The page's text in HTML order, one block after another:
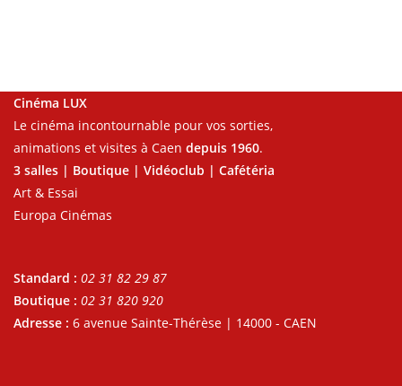
Cinéma LUX
Le cinéma incontournable pour vos sorties,
animations et visites à Caen depuis 1960.
3 salles | Boutique | Vidéoclub | Cafétéria
Art & Essai
Europa Cinémas
Standard : 02 31 82 29 87
Boutique : 02 31 820 920
Adresse : 6 avenue Sainte-Thérèse | 14000 - CAEN